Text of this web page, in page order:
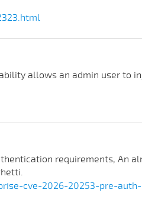
allows an admin user to
requirements, An
cve-2026-20253-pre-